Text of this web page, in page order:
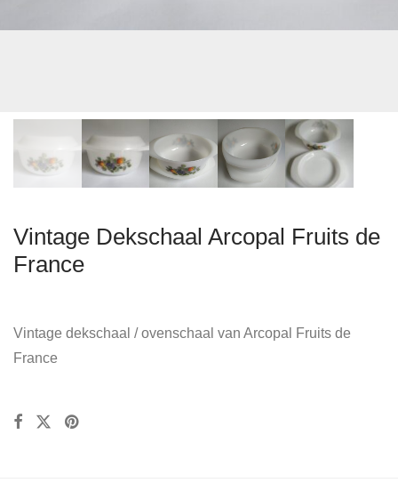
Vintage Dekschaal Arcopal Fruits de
France
Vintage dekschaal / ovenschaal van Arcopal Fruits de
France